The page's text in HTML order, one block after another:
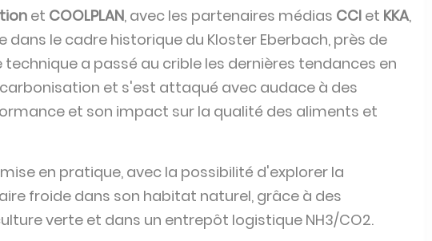
et COOLPLAN, avec les partenaires médias CCI et KKA,
le cadre historique du Kloster Eberbach, près de
a passé au crible les dernières tendances en
et s'est attaqué avec audace à des
et son impact sur la qualité des aliments et
en pratique, avec la possibilité d'explorer la
froide dans son habitat naturel, grâce à des
verte et dans un entrepôt logistique NH3/CO2.